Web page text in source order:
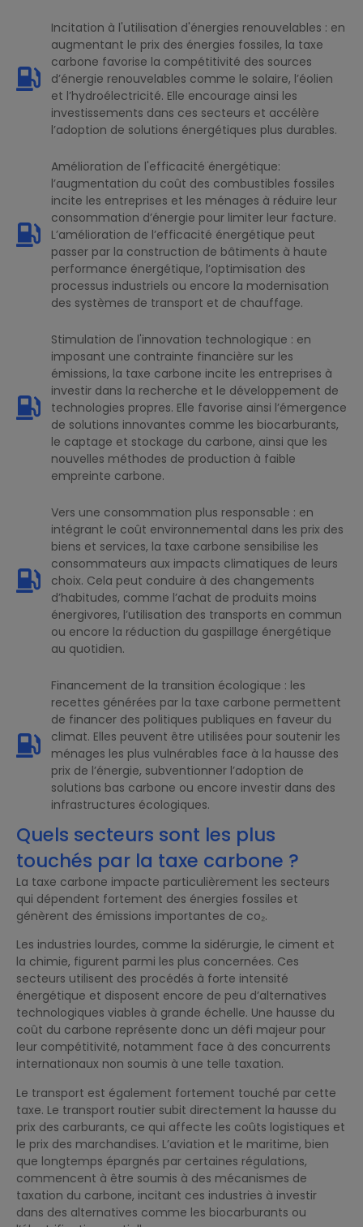
Incitation à l'utilisation d'énergies renouvelables : en
augmentant le prix des énergies fossiles, la taxe
carbone favorise la compétitivité des sources
d’énergie renouvelables comme le solaire, l’éolien
et l’hydroélectricité. Elle encourage ainsi les
investissements dans ces secteurs et accélère
l’adoption de solutions énergétiques plus durables.
Amélioration de l'efficacité énergétique:
l’augmentation du coût des combustibles fossiles
incite les entreprises et les ménages à réduire leur
consommation d’énergie pour limiter leur facture.
L’amélioration de l’efficacité énergétique peut
passer par la construction de bâtiments à haute
performance énergétique, l’optimisation des
processus industriels ou encore la modernisation
des systèmes de transport et de chauffage.
Stimulation de l'innovation technologique : en
imposant une contrainte financière sur les
émissions, la taxe carbone incite les entreprises à
investir dans la recherche et le développement de
technologies propres. Elle favorise ainsi l’émergence
de solutions innovantes comme les biocarburants,
le captage et stockage du carbone, ainsi que les
nouvelles méthodes de production à faible
empreinte carbone.
Vers une consommation plus responsable : en
intégrant le coût environnemental dans les prix des
biens et services, la taxe carbone sensibilise les
consommateurs aux impacts climatiques de leurs
choix. Cela peut conduire à des changements
d’habitudes, comme l’achat de produits moins
énergivores, l’utilisation des transports en commun
ou encore la réduction du gaspillage énergétique
au quotidien.
Financement de la transition écologique : les
recettes générées par la taxe carbone permettent
de financer des politiques publiques en faveur du
climat. Elles peuvent être utilisées pour soutenir les
ménages les plus vulnérables face à la hausse des
prix de l’énergie, subventionner l’adoption de
solutions bas carbone ou encore investir dans des
infrastructures écologiques.
Quels secteurs sont les plus
touchés par la taxe carbone ?
La taxe carbone impacte particulièrement les secteurs
qui dépendent fortement des énergies fossiles et
génèrent des émissions importantes de co₂.
Les industries lourdes, comme la sidérurgie, le ciment et
la chimie, figurent parmi les plus concernées. Ces
secteurs utilisent des procédés à forte intensité
énergétique et disposent encore de peu d’alternatives
technologiques viables à grande échelle. Une hausse du
coût du carbone représente donc un défi majeur pour
leur compétitivité, notamment face à des concurrents
internationaux non soumis à une telle taxation.
Le transport est également fortement touché par cette
taxe. Le transport routier subit directement la hausse du
prix des carburants, ce qui affecte les coûts logistiques et
le prix des marchandises. L’aviation et le maritime, bien
que longtemps épargnés par certaines régulations,
commencent à être soumis à des mécanismes de
taxation du carbone, incitant ces industries à investir
dans des alternatives comme les biocarburants ou